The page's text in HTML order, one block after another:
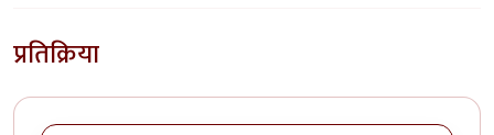
प्रतिक्रिया